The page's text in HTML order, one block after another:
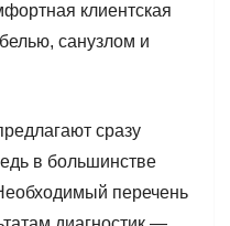
клиентская
санузлом и
сразу
в большинстве
перечень